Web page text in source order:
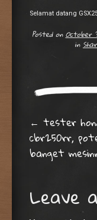
Selamat datang
Posted onOctober
in
Post
← tester
cbr250rr,
banget
Leave